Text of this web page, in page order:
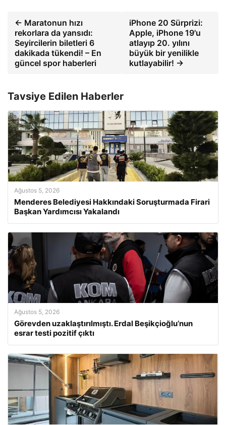
← Maratonun hızı
rekorlara da yansıdı:
Seyircilerin biletleri 6
dakikada tükendi! – En
güncel spor haberleri
iPhone 20 Sürprizi:
Apple, iPhone 19'u
atlayıp 20. yılını
büyük bir yenilikle
kutlayabilir! →
Tavsiye Edilen Haberler
Ağustos 5, 2026
Menderes Belediyesi Hakkındaki Soruşturmada Firari
Başkan Yardımcısı Yakalandı
Ağustos 5, 2026
Görevden uzaklaştırılmıştı. Erdal Beşikçioğlu’nun
esrar testi pozitif çıktı